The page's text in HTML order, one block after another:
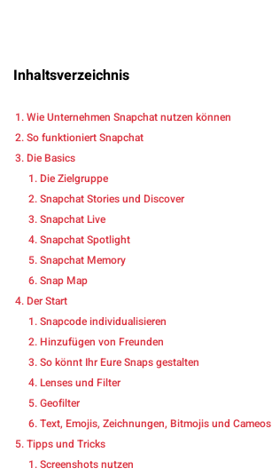
Inhaltsverzeichnis
Wie Unternehmen Snapchat nutzen können
So funktioniert Snapchat
Die Basics
Die Zielgruppe
Snapchat Stories und Discover
Snapchat Live
Snapchat Spotlight
Snapchat Memory
Snap Map
Der Start
Snapcode individualisieren
Hinzufügen von Freunden
So könnt Ihr Eure Snaps gestalten
Lenses und Filter
Geofilter
Text, Emojis, Zeichnungen, Bitmojis und Cameos
Tipps und Tricks
Screenshots nutzen